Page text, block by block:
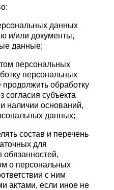
данных
и/или документы,
данные;
персональных
персональных
обработку
субъекта
наличии оснований,
данных;
состав и перечень
для
о персональных
с ним
актами, если иное не